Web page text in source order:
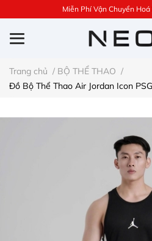
Miễn Phí Vận Chuyển
Trang chủ / BỘ THỂ THAO /
Đồ Bộ Thể Thao Air Jordan Icon